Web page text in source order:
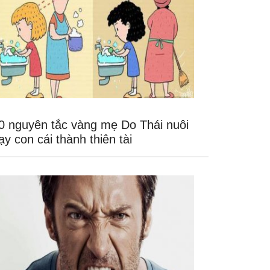
nguyên tắc vàng mẹ Do Thái nuôi
con cái thành thiên tài